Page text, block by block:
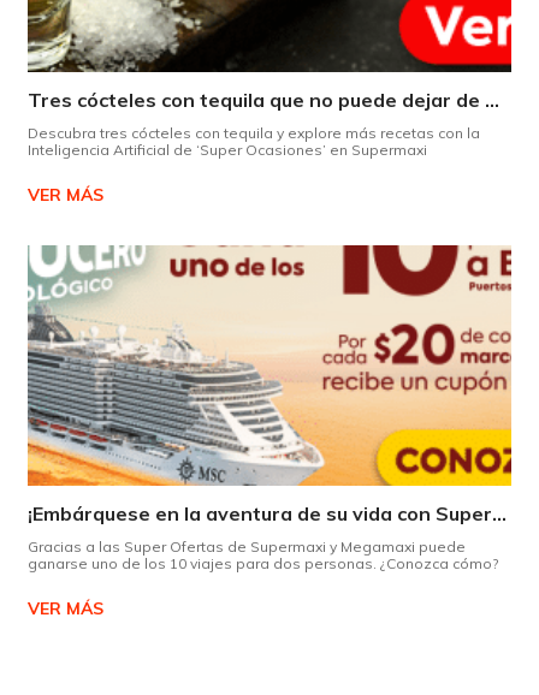
Tres cócteles con tequila que no puede dejar de probar gracias a nuestra IA.
Descubra tres cócteles con tequila y explore más recetas con la
Inteligencia Artificial de ‘Super Ocasiones’ en Supermaxi
VER MÁS
¡Embárquese en la aventura de su vida con Supermaxi!
Gracias a las Super Ofertas de Supermaxi y Megamaxi puede
ganarse uno de los 10 viajes para dos personas. ¿Conozca cómo?
VER MÁS